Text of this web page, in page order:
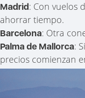
Madrid: Con vuelos
ahorrar tiempo.
Barcelona: Otra
Palma de Mallorca:
precios comienzan